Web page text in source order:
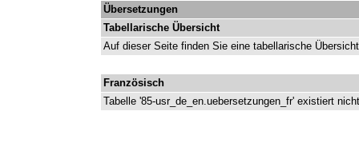
Übersetzungen
Tabellarische Übersicht
Auf dieser Seite finden Sie eine tabellarische
Französisch
Tabelle '85-usr_de_en.uebersetzungen_fr' existiert nicht